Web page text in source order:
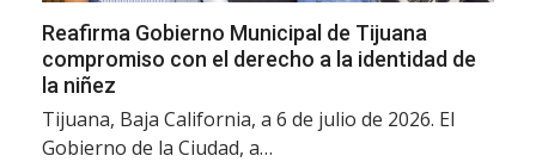
Reafirma Gobierno Municipal de Tijuana
compromiso con el derecho a la identidad de
la niñez
Tijuana, Baja California, a 6 de julio de 2026. El
Gobierno de la Ciudad, a…